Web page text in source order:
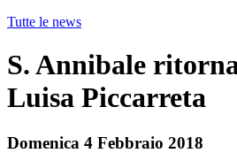
Tutte le news
S. Annibale
Luisa Piccarreta
Domenica 4 Febbraio 2018